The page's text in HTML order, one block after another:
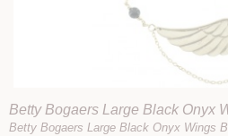
Betty Bogaers Large Black Onyx
Plated
Betty Bogaers Large Black Onyx Wings